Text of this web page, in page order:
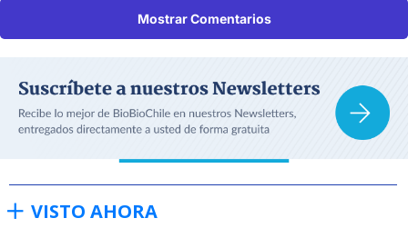
Mostrar Comentarios
VISTO AHORA